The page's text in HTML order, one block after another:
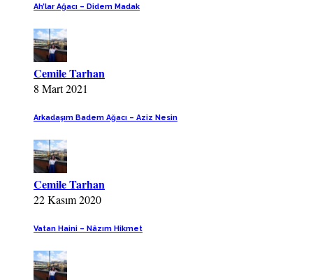
Ah’lar Ağacı – Didem Madak
Cemile Tarhan
8 Mart 2021
Arkadaşım Badem Ağacı – Aziz Nesin
Cemile Tarhan
22 Kasım 2020
Vatan Haini – Nâzım Hikmet